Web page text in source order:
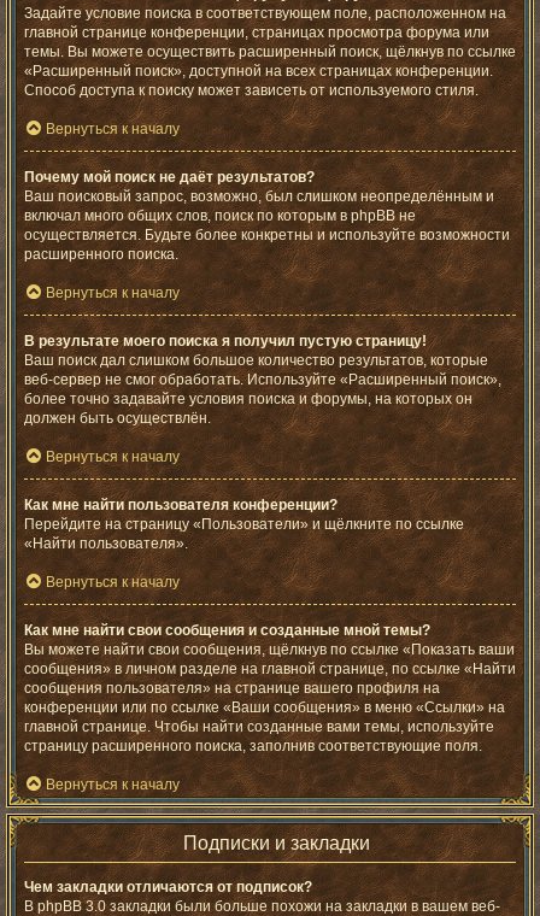
Задайте условие поиска в соответствующем поле, расположенном на
главной странице конференции, страницах просмотра форума или
темы. Вы можете осуществить расширенный поиск, щёлкнув по ссылке
«Расширенный поиск», доступной на всех страницах конференции.
Способ доступа к поиску может зависеть от используемого стиля.
Вернуться к началу
Почему мой поиск не даёт результатов?
Ваш поисковый запрос, возможно, был слишком неопределённым и
включал много общих слов, поиск по которым в phpBB не
осуществляется. Будьте более конкретны и используйте возможности
расширенного поиска.
Вернуться к началу
В результате моего поиска я получил пустую страницу!
Ваш поиск дал слишком большое количество результатов, которые
веб-сервер не смог обработать. Используйте «Расширенный поиск»,
более точно задавайте условия поиска и форумы, на которых он
должен быть осуществлён.
Вернуться к началу
Как мне найти пользователя конференции?
Перейдите на страницу «Пользователи» и щёлкните по ссылке
«Найти пользователя».
Вернуться к началу
Как мне найти свои сообщения и созданные мной темы?
Вы можете найти свои сообщения, щёлкнув по ссылке «Показать ваши
сообщения» в личном разделе на главной странице, по ссылке «Найти
сообщения пользователя» на странице вашего профиля на
конференции или по ссылке «Ваши сообщения» в меню «Ссылки» на
главной странице. Чтобы найти созданные вами темы, используйте
страницу расширенного поиска, заполнив соответствующие поля.
Вернуться к началу
Подписки и закладки
Чем закладки отличаются от подписок?
В phpBB 3.0 закладки были больше похожи на закладки в вашем веб-